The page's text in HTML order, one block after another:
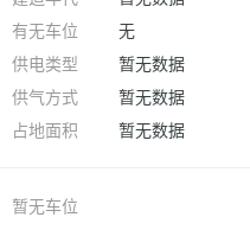
有无车位
无
供电类型
暂无数据
供气方式
暂无数据
占地面积
暂无数据
暂无车位